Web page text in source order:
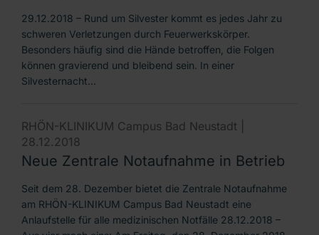
29.12.2018 – Rund um Silvester kommt es jedes Jahr zu
schweren Verletzungen durch Feuerwerkskörper.
Besonders häufig sind die Hände betroffen, die Folgen
können gravierend und bleibend sein. In einer
Silvesternacht…
RHÖN-KLINIKUM Campus Bad Neustadt |
28.12.2018
Neue Zentrale Notaufnahme in Betrieb
Seit dem 28. Dezember bietet die Zentrale Notaufnahme
am RHÖN-KLINIKUM Campus Bad Neustadt eine
Anlaufstelle für alle medizinischen Notfälle 28.12.2018 –